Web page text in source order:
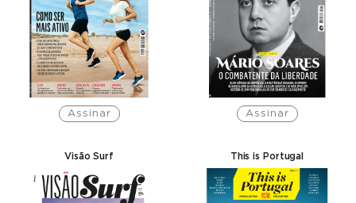
Assinar Assinar
Visão Surf This is Portugal